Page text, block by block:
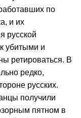
по
и их
русской
убитыми и
ретироваться. В
редко,
русских.
получили
пятном в